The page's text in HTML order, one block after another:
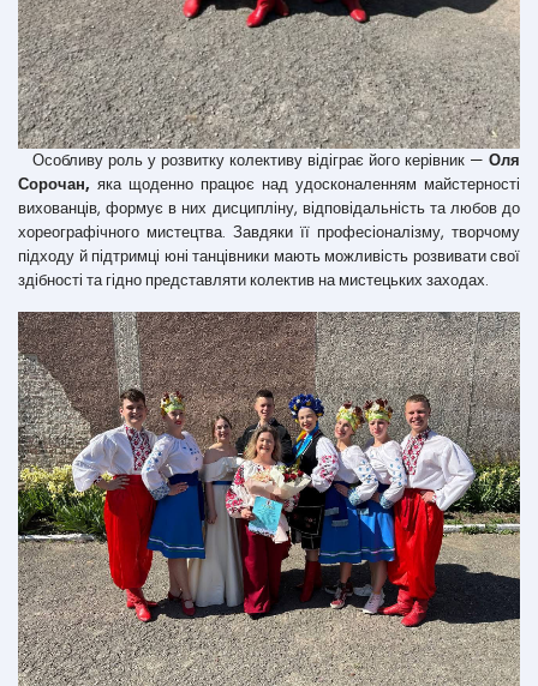
Особливу роль у розвитку колективу відіграє його керівник — Оля
Сорочан, яка щоденно працює над удосконаленням майстерності
вихованців, формує в них дисципліну, відповідальність та любов до
хореографічного мистецтва. Завдяки її професіоналізму, творчому
підходу й підтримці юні танцівники мають можливість розвивати свої
здібності та гідно представляти колектив на мистецьких заходах.